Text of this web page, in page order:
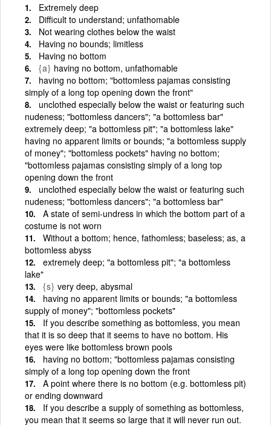
Extremely deep
Difficult to understand; unfathomable
Not wearing clothes below the waist
Having no bounds; limitless
Having no bottom
{a} having no bottom, unfathomable
having no bottom; "bottomless pajamas consisting
simply of a long top opening down the front"
unclothed especially below the waist or featuring such
nudeness; "bottomless dancers"; "a bottomless bar"
extremely deep; "a bottomless pit"; "a bottomless lake"
having no apparent limits or bounds; "a bottomless supply
of money"; "bottomless pockets" having no bottom;
"bottomless pajamas consisting simply of a long top
opening down the front
unclothed especially below the waist or featuring such
nudeness; "bottomless dancers"; "a bottomless bar"
A state of semi-undress in which the bottom part of a
costume is not worn
Without a bottom; hence, fathomless; baseless; as, a
bottomless abyss
extremely deep; "a bottomless pit"; "a bottomless
lake"
{s} very deep, abysmal
having no apparent limits or bounds; "a bottomless
supply of money"; "bottomless pockets"
If you describe something as bottomless, you mean
that it is so deep that it seems to have no bottom. His
eyes were like bottomless brown pools
having no bottom; "bottomless pajamas consisting
simply of a long top opening down the front
A point where there is no bottom (e.g. bottomless pit)
or ending downward
If you describe a supply of something as bottomless,
you mean that it seems so large that it will never run out.